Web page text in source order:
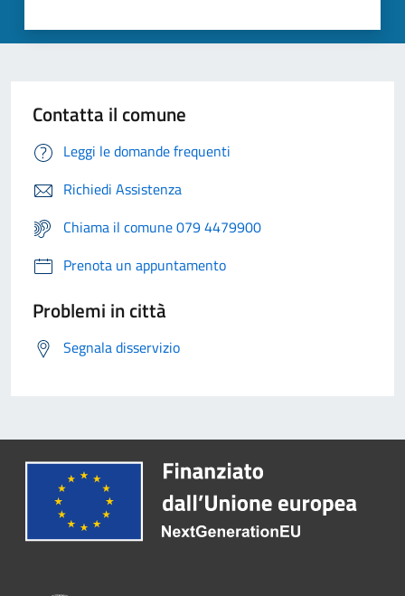
Contatta il comune
Leggi le domande frequenti
Richiedi Assistenza
Chiama il comune 079 4479900
Prenota un appuntamento
Problemi in città
Segnala disservizio